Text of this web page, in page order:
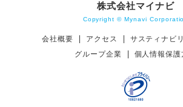
株式会社マイナビ
Copyright © Mynavi
会社概要 アクセス サスティナビ
グループ企業
個人情報保護